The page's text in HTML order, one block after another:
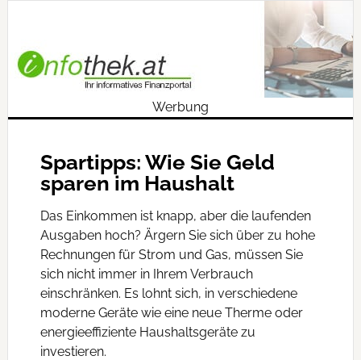
Werbung
Spartipps: Wie Sie Geld
sparen im Haushalt
Das Einkommen ist knapp, aber die laufenden
Ausgaben hoch? Ärgern Sie sich über zu hohe
Rechnungen für Strom und Gas, müssen Sie
sich nicht immer in Ihrem Verbrauch
einschränken. Es lohnt sich, in verschiedene
moderne Geräte wie eine neue Therme oder
energieeffiziente Haushaltsgeräte zu
investieren.